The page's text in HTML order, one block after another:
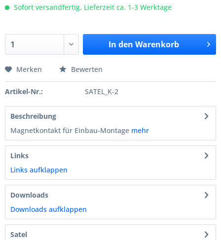
Sofort versandfertig, Lieferzeit ca. 1-3 Werktage
In den Warenkorb
Merken Bewerten
Artikel-Nr.: SATEL_K-2
Beschreibung
Magnetkontakt für Einbau-Montage mehr
Links
Links aufklappen
Downloads
Downloads aufklappen
Satel